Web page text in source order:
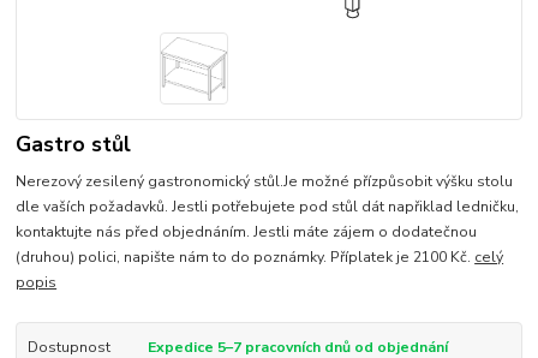
Gastro stůl
Nerezový zesilený gastronomický stůl.Je možné přízpůsobit výšku stolu
dle vaších požadavků. Jestli potřebujete pod stůl dát napřiklad ledničku,
kontaktujte nás před objednáním. Jestli máte zájem o dodatečnou
(druhou) polici, napište nám to do poznámky. Příplatek je 2100 Kč. celý
popis
Dostupnost
Expedice 5–7 pracovních dnů od objednání